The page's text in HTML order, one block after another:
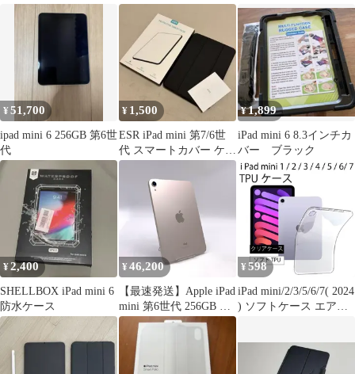
P109 P83
ース付
タイプ
¥51,700
ipad mini 6 256GB 第6世
代
¥ 1,500
ESR iPad mini 第7/6世
代 スマートカバー ケー
ス 磁気着脱式
¥1,899
iPad mini 6 8.3インチカ
バー ブラック
¥2,400
SHELLBOX iPad mini 6
防水ケース
¥46,200
【最速発送】Apple iPad
mini 第6世代 256GB ス
ターライト Wi-Fi【難
有】
¥ 598
iPad mini/2/3/5/6/7( 2024
) ソフトケース エアク
プル 全面 クリア 衝撃
吸収 薄型 軽量 第6世代